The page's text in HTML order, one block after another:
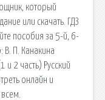
который
или скачать. ГДЗ
пособия за 5-й, 6-
В. П. Канакина
и 2 часть) Русский
онлайн и